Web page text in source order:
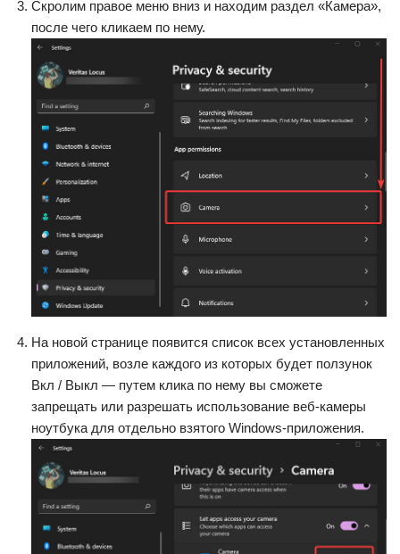
Скролим правое меню вниз и находим раздел «Камера»,
после чего кликаем по нему.
На новой странице появится список всех установленных
приложений, возле каждого из которых будет ползунок
Вкл / Выкл — путем клика по нему вы сможете
запрещать или разрешать использование веб-камеры
ноутбука для отдельно взятого Windows-приложения.